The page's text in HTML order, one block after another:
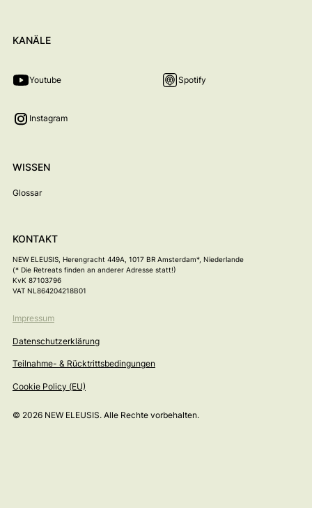
KANÄLE
Youtube Spotify
Instagram
WISSEN
Glossar
KONTAKT
NEW ELEUSIS, Herengracht 449A, 1017 BR Amsterdam*, Niederlande
(* Die Retreats finden an anderer Adresse statt!)
KvK 87103796
VAT NL864204218B01
© 2026 NEW ELEUSIS. Alle Rechte vorbehalten.
Impressum
Datenschutzerklärung
Teilnahme- & Rücktrittsbedingungen
Cookie Policy (EU)